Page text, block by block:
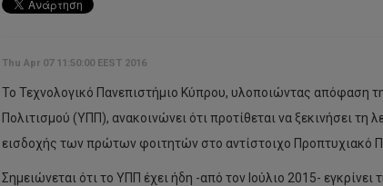
Thu Apr 07 11:50:00 EEST 2016
Το Τεχνολογικό Πανεπιστήμιο Κύπρου, υλοποιώντας απόφαση
Πολιτισμού (ΥΠΠ), ανακοινώνει ότι προτίθεται να ξεκινήσει
εισδοχής των πρώτων φοιτητών στο αντίστοιχο Προπτυχιακό
Σημειώνεται ότι το ΥΠΠ έχει ήδη -από τον Ιούλιο 2015-